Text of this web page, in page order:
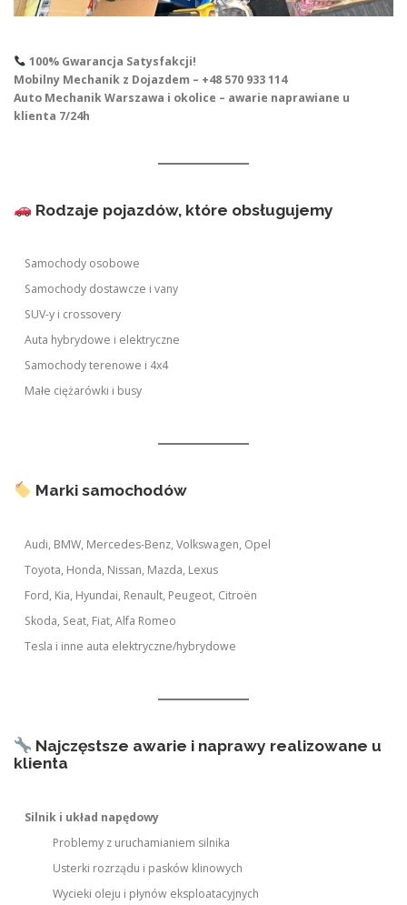
100% Gwarancja Satysfakcji!
Mobilny Mechanik z Dojazdem – +48 570 933 114
Auto Mechanik Warszawa i okolice – awarie naprawiane u
klienta 7/24h
Rodzaje pojazdów, które obsługujemy
Samochody osobowe
Samochody dostawcze i vany
SUV-y i crossovery
Auta hybrydowe i elektryczne
Samochody terenowe i 4x4
Małe ciężarówki i busy
Marki samochodów
Audi, BMW, Mercedes-Benz, Volkswagen, Opel
Toyota, Honda, Nissan, Mazda, Lexus
Ford, Kia, Hyundai, Renault, Peugeot, Citroën
Skoda, Seat, Fiat, Alfa Romeo
Tesla i inne auta elektryczne/hybrydowe
Najczęstsze awarie i naprawy realizowane u
klienta
Silnik i układ napędowy
Problemy z uruchamianiem silnika
Usterki rozrządu i pasków klinowych
Wycieki oleju i płynów eksploatacyjnych